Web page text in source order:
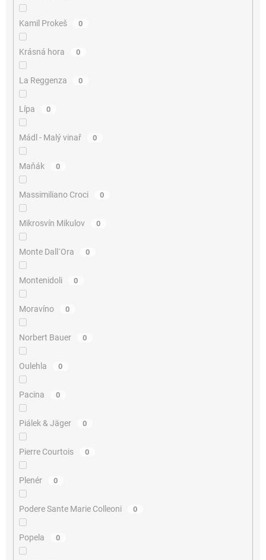
Kamil Prokeš 0
Krásná hora 0
La Reggenza 0
Lípa 0
Mádl - Malý vinař 0
Maňák 0
Massimiliano Croci 0
Mikrosvín Mikulov 0
Monte Dall´Ora 0
Montenidoli 0
Moravíno 0
Norbert Bauer 0
Oulehla 0
Pacina 0
Piálek & Jäger 0
Pierre Courtois 0
Plenér 0
Podere Sante Marie Colleoni 0
Popela 0